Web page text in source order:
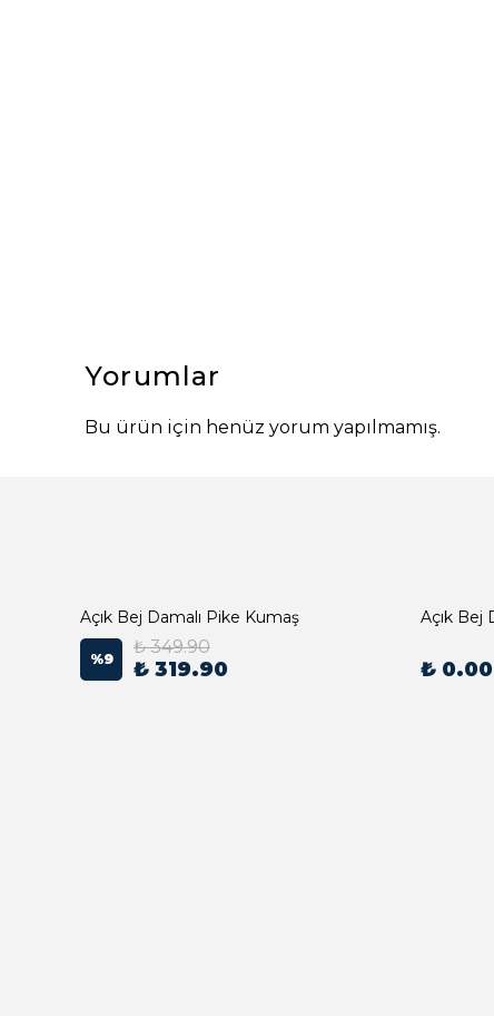
Yorumlar
Bu ürün için henüz yorum yapılmamış.
Açık Bej Damalı Pike Kumaş
%9
₺ 349.90
₺ 319.90 ₺ 0.00